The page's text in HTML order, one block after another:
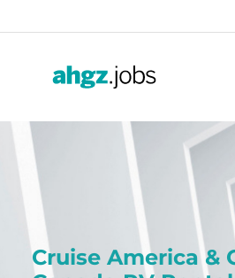
Cruise America &